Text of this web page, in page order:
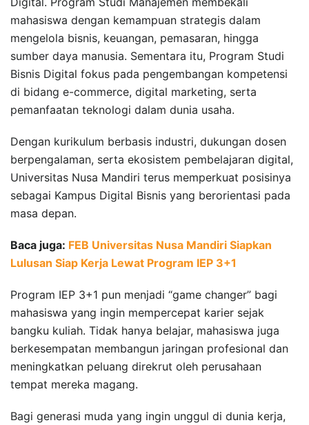
mahasiswa dengan kemampuan strategis dalam
mengelola bisnis, keuangan, pemasaran, hingga
sumber daya manusia. Sementara itu, Program Studi
Bisnis Digital fokus pada pengembangan kompetensi
di bidang e-commerce, digital marketing, serta
pemanfaatan teknologi dalam dunia usaha.
Dengan kurikulum berbasis industri, dukungan dosen
berpengalaman, serta ekosistem pembelajaran digital,
Universitas Nusa Mandiri terus memperkuat posisinya
sebagai Kampus Digital Bisnis yang berorientasi pada
masa depan.
Baca juga: FEB Universitas Nusa Mandiri Siapkan
Lulusan Siap Kerja Lewat Program IEP 3+1
Program IEP 3+1 pun menjadi “game changer” bagi
mahasiswa yang ingin mempercepat karier sejak
bangku kuliah. Tidak hanya belajar, mahasiswa juga
berkesempatan membangun jaringan profesional dan
meningkatkan peluang direkrut oleh perusahaan
tempat mereka magang.
Bagi generasi muda yang ingin unggul di dunia kerja,